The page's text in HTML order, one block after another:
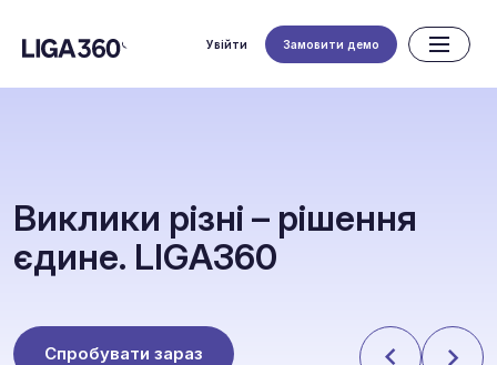
Увійти Замовити демо
Виклики різні – рішення
єдине. LIGA360
Спробувати зараз